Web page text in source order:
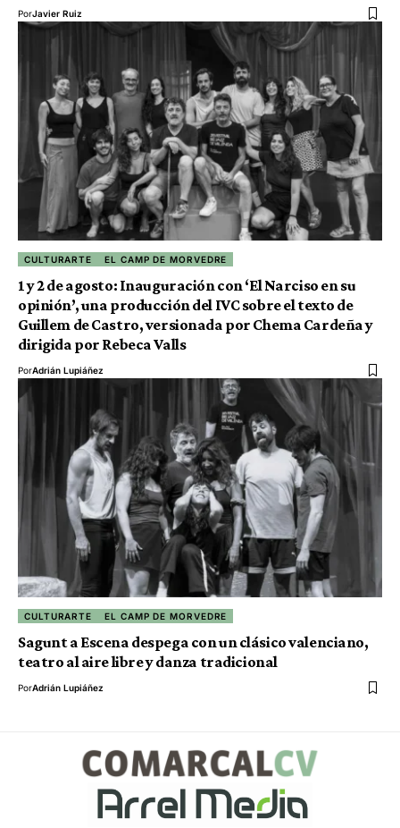
PorJavier Ruiz
CULTURARTE EL CAMP DE MORVEDRE
1 y 2 de agosto: Inauguración con ‘El Narciso en su
opinión’, una producción del IVC sobre el texto de
Guillem de Castro, versionada por Chema Cardeña y
dirigida por Rebeca Valls
PorAdrián Lupiáñez
CULTURARTE EL CAMP DE MORVEDRE
Sagunt a Escena despega con un clásico valenciano,
teatro al aire libre y danza tradicional
PorAdrián Lupiáñez